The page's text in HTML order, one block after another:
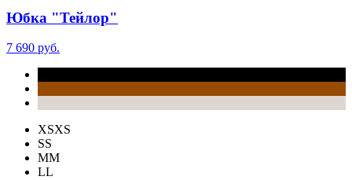
Юбка "Тейлор"
7 690 руб.
XSXS
SS
MM
LL